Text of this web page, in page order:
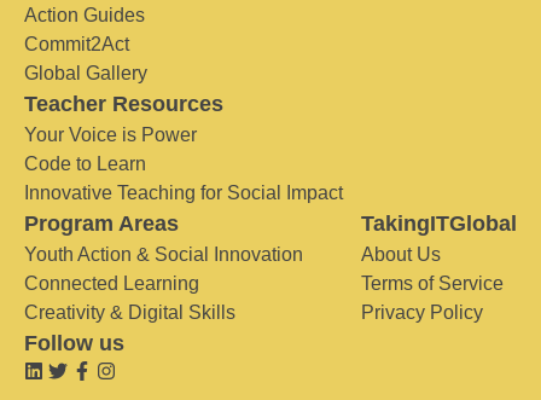
Action Guides
Commit2Act
Global Gallery
Teacher Resources
Your Voice is Power
Code to Learn
Innovative Teaching for Social Impact
Program Areas
Youth Action & Social Innovation
Connected Learning
Creativity & Digital Skills
TakingITGlobal
About Us
Terms of Service
Privacy Policy
Follow us